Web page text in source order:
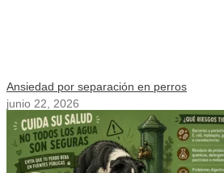
Ansiedad por separación en perros
junio 22, 2026